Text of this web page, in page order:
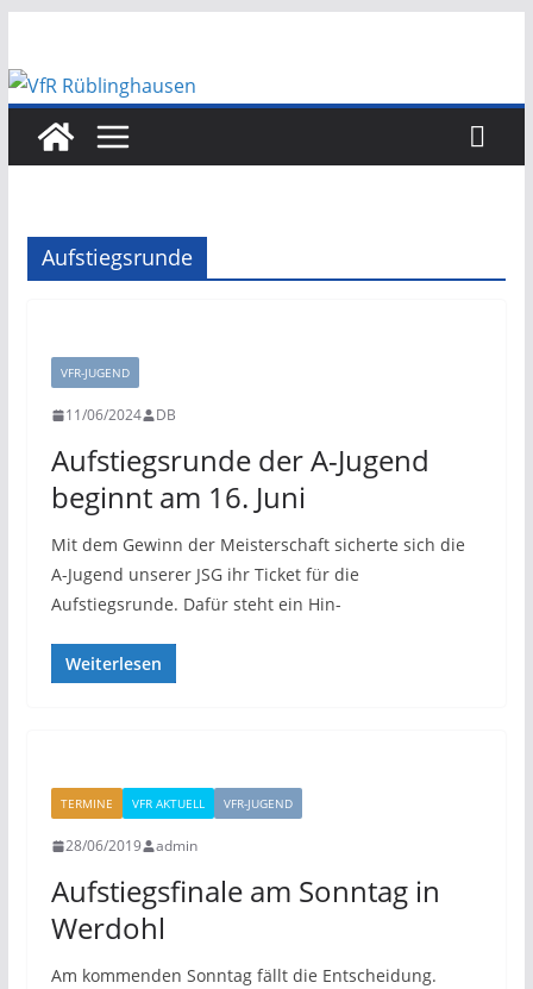
springen
Aufstiegsrunde
VFR-JUGEND
11/06/2024 DB
Aufstiegsrunde der A-Jugend
beginnt am 16. Juni
Mit dem Gewinn der Meisterschaft sicherte sich die
A-Jugend unserer JSG ihr Ticket für die
Aufstiegsrunde. Dafür steht ein Hin-
Weiterlesen
TERMINE VFR AKTUELL VFR-JUGEND
28/06/2019 admin
Aufstiegsfinale am Sonntag in
Werdohl
Am kommenden Sonntag fällt die Entscheidung.